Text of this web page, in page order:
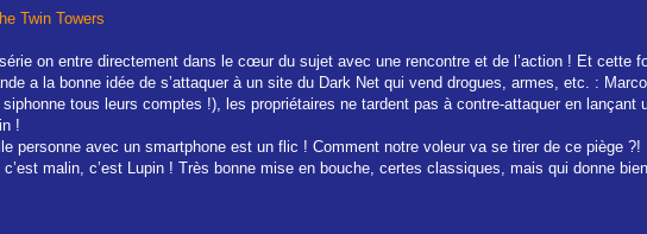
Twin Towers
on entre directement dans le cœur du sujet avec une rencontre et de l’action ! Et cette
a la bonne idée de s’attaquer à un site du Dark Net qui vend drogues, armes, etc. :
siphonne tous leurs comptes !), les propriétaires ne tardent pas à contre-attaquer en
!
personne avec un smartphone est un flic ! Comment notre voleur va se tirer de ce piège ?!
c’est malin, c’est Lupin ! Très bonne mise en bouche, certes classiques, mais qui donne